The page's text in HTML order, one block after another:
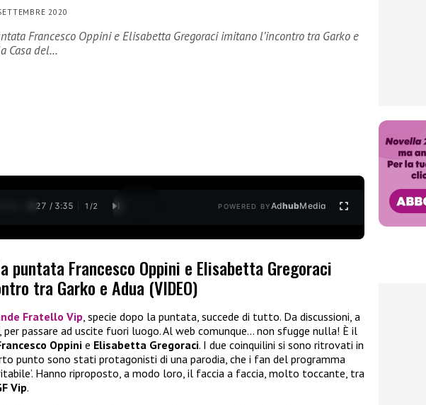
2020
Francesco Oppini e Elisabetta Gregoraci imitano l’incontro tra Garko e
Casa del…
0:28 / 3:35 1 /2 POWERED BYAdhubMedia
puntata Francesco Oppini e Elisabetta Gregoraci
tra Garko e Adua (VIDEO)
Fratello Vip, specie dopo la puntata, succede di tutto. Da discussioni, a
passare ad uscite fuori luogo. Al web comunque… non sfugge nulla! È il
Oppini e Elisabetta Gregoraci. I due coinquilini si sono ritrovati in
punto sono stati protagonisti di una parodia, che i fan del programma
Hanno riproposto, a modo loro, il faccia a faccia, molto toccante, tra
Vip.